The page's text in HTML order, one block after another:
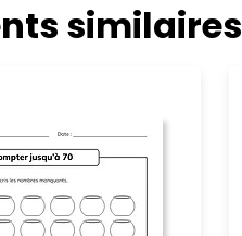
similaires